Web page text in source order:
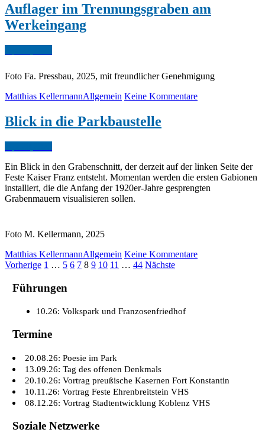
Auflager im Trennungsgraben am
Werkeingang
Foto Fa. Pressbau, 2025, mit freundlicher Genehmigung
Matthias KellermannAllgemein Keine Kommentare
Blick in die Parkbaustelle
Ein Blick in den Grabenschnitt, der derzeit auf der linken Seite der
Feste Kaiser Franz entsteht. Momentan werden die ersten Gabionen
installiert, die die Anfang der 1920er-Jahre gesprengten
Grabenmauern visualisieren sollen.
Foto M. Kellermann, 2025
Matthias KellermannAllgemein Keine Kommentare
Beitragsnavigation
Vorherige 1 … 5 6 7 8 9 10 11 … 44 Nächste
Führungen
10.26: Volkspark und Franzosenfriedhof
Termine
20.08.26: Poesie im Park
13.09.26: Tag des offenen Denkmals
20.10.26: Vortrag preußische Kasernen Fort Konstantin
10.11.26: Vortrag Feste Ehrenbreitstein VHS
08.12.26: Vortrag Stadtentwicklung Koblenz VHS
Soziale Netzwerke